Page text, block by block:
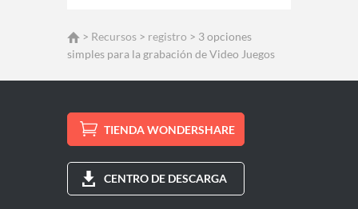
> Recursos > registro > 3 opciones
simples para la grabación de Video Juegos
TIENDA WONDERSHARE
CENTRO DE DESCARGA